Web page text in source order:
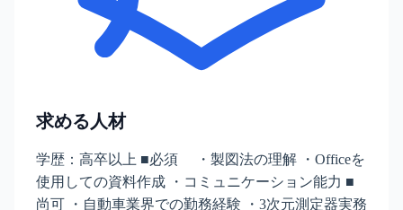
求める人材
学歴：高卒以上 ■必須 ・製図法の理解 ・Officeを
使用しての資料作成 ・コミュニケーション能力 ■
尚可 ・自動車業界での勤務経験 ・3次元測定器実務